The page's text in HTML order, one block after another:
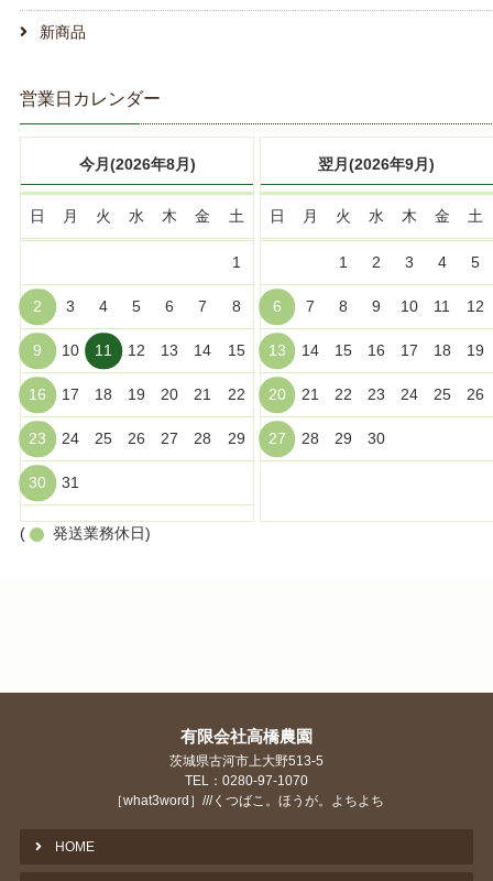
新商品
営業日カレンダー
今月(2026年8月)
日 月 火 水 木 金 土
1
2 3 4 5 6 7 8
9 10 11 12 13 14 15
16 17 18 19 20 21 22
23 24 25 26 27 28 29
30 31
翌月(2026年9月)
日 月 火 水 木 金 土
1 2 3 4 5
6 7 8 9 10 11 12
13 14 15 16 17 18 19
20 21 22 23 24 25 26
27 28 29 30
( 発送業務休日)
有限会社高橋農園
茨城県古河市上大野513-5
TEL：0280-97-1070
［what3word］///くつばこ。ほうが。よちよち
HOME